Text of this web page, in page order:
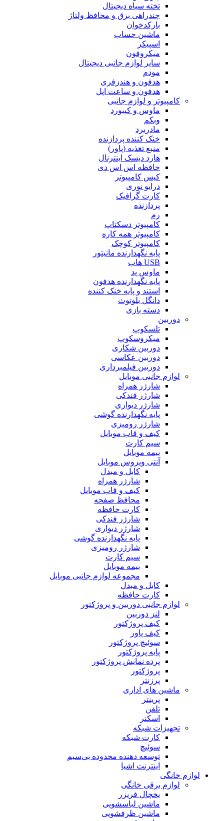
تخته سیاه دیجیتال
چندراهی برق و محافظ ولتاژ
بارکدخوان
ماشین حساب
اسپیکر
میکروفون
سایر لوازم جانبی دیجیتال
مودم
هدفون و هندزفری
هدفون و ساعت اپل
کامپیوتر و لوازم جانبی
ماوس و کیبورد
وبکم
مادربرد
خنک کننده پردازنده
منبع تغذیه (پاور)
هارد دیسک اینترنال
حافظه اس اس دی
کیس کامپیوتر
درایو نوری
کارت گرافیک
پردازنده
رم
کامپیوتر دسکتاپ
کامپیوتر همه کاره
کامپیوتر کوچک
پایه نگهدارنده مانیتور
USB هاب
ماوس پد
پایه نگهدارنده هدفون
استند و پایه خنک کننده
دانگل بلوتوث
دسته بازی
دوربین
تلسکوپ
میکروسکوپ
دوربین شکاری
دوربین عکاسی
دوربین فیلمبرداری
لوازم جانبی موبایل
شارژر همراه
شارژر فندکی
شارژر دیواری
پایه نگهدارنده گوشی
شارژر رومیزی
کیف و قاب موبایل
سیم کارت
بیمه موبایل
آنتی ویروس موبایل
کابل و مبدل
شارژر همراه
کیف و قاب موبایل
محافظ صفحه
کارت حافظه
شارژر فندکی
شارژر دیواری
پایه نگهدارنده گوشی
شارژر رومیزی
سیم کارت
بیمه موبایل
مجموعه لوازم جانبی موبایل
کابل و مبدل
کارت حافظه
لوازم جانبی دوربین و پروژکتور
لنز دوربین
کیف پروژکتور
کیف پاور
سوئیچ پروژکتور
پایه پروژکتور
پرده نمایش پروژکتور
پروژکتور
پرزنتر
ماشین های اداری
پرینتر
تلفن
اسکنر
تجهیزات شبکه
کارت شبکه
سوئیچ
توسعه دهنده محدوده بی‌سیم
اینترنت اشیا
لوازم خانگی
لوازم برقی خانگی
یخچال فریزر
ماشین لباسشویی
ماشین ظرفشویی